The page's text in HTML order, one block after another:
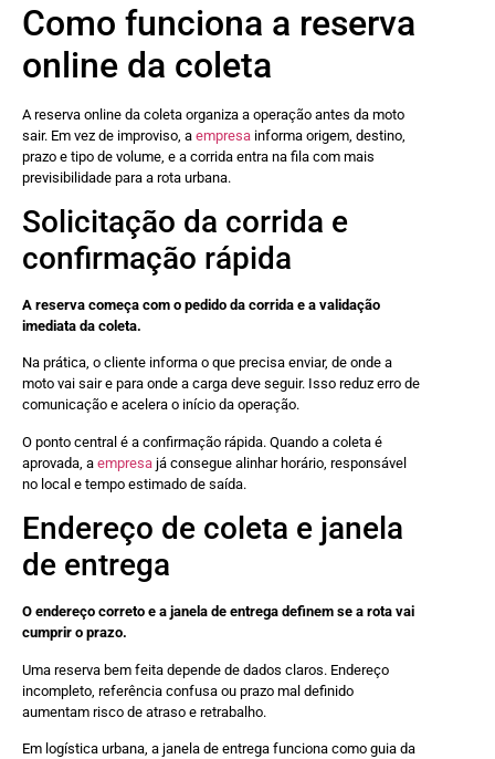
Como funciona a reserva
online da coleta
A reserva online da coleta organiza a operação antes da moto
sair. Em vez de improviso, a empresa informa origem, destino,
prazo e tipo de volume, e a corrida entra na fila com mais
previsibilidade para a rota urbana.
Solicitação da corrida e
confirmação rápida
A reserva começa com o pedido da corrida e a validação
imediata da coleta.
Na prática, o cliente informa o que precisa enviar, de onde a
moto vai sair e para onde a carga deve seguir. Isso reduz erro de
comunicação e acelera o início da operação.
O ponto central é a confirmação rápida. Quando a coleta é
aprovada, a empresa já consegue alinhar horário, responsável
no local e tempo estimado de saída.
Endereço de coleta e janela
de entrega
O endereço correto e a janela de entrega definem se a rota vai
cumprir o prazo.
Uma reserva bem feita depende de dados claros. Endereço
incompleto, referência confusa ou prazo mal definido
aumentam risco de atraso e retrabalho.
Em logística urbana, a janela de entrega funciona como guia da